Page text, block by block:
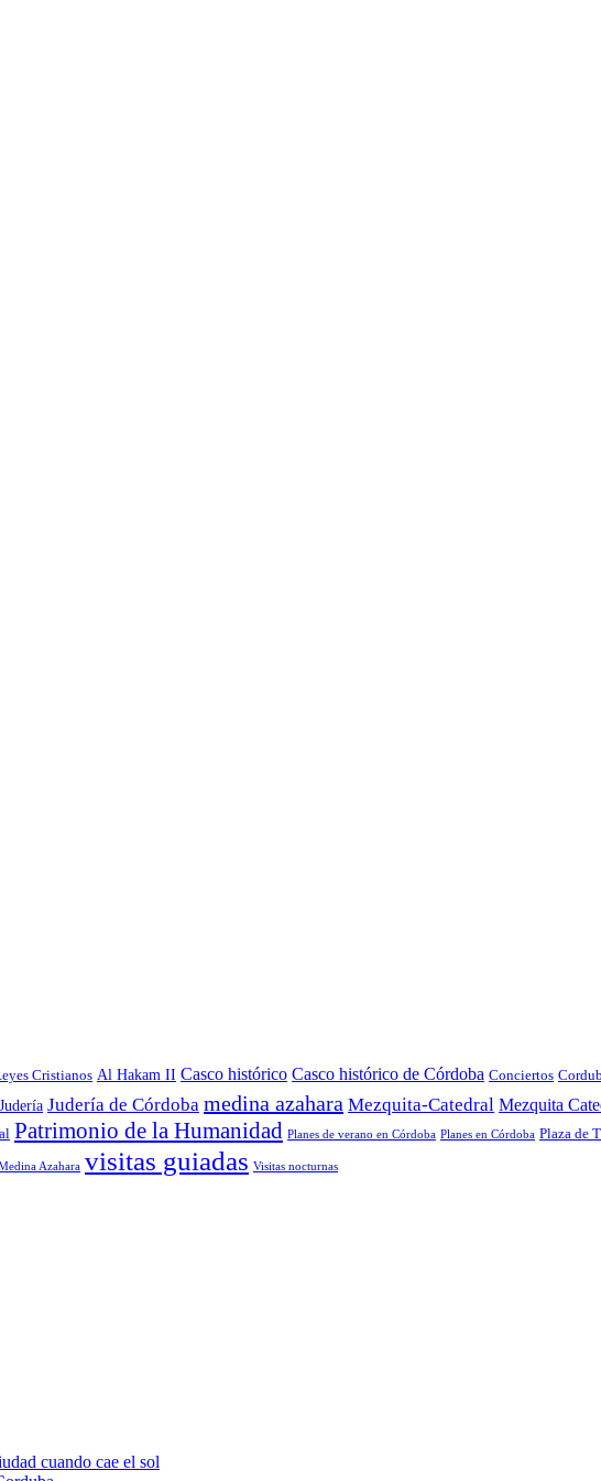
Cristianos Al Hakam II Casco histórico Casco histórico de Córdoba Conciertos
Judería Judería de Córdoba medina azahara Mezquita-Catedral Mezquita
Patrimonio de la Humanidad Planes de verano en Córdoba Planes en Córdoba Plaza de
Azahara visitas guiadas Visitas nocturnas
cuando cae el sol